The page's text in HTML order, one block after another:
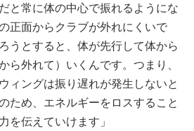
と常に体の中心で振れるようにな
正面からクラブが外れにくいで
うとすると、体が先行して体から
ら外れて）いくんです。つまり、
ィングは振り遅れが発生しないと
ため、エネルギーをロスすること
を伝えていけます」